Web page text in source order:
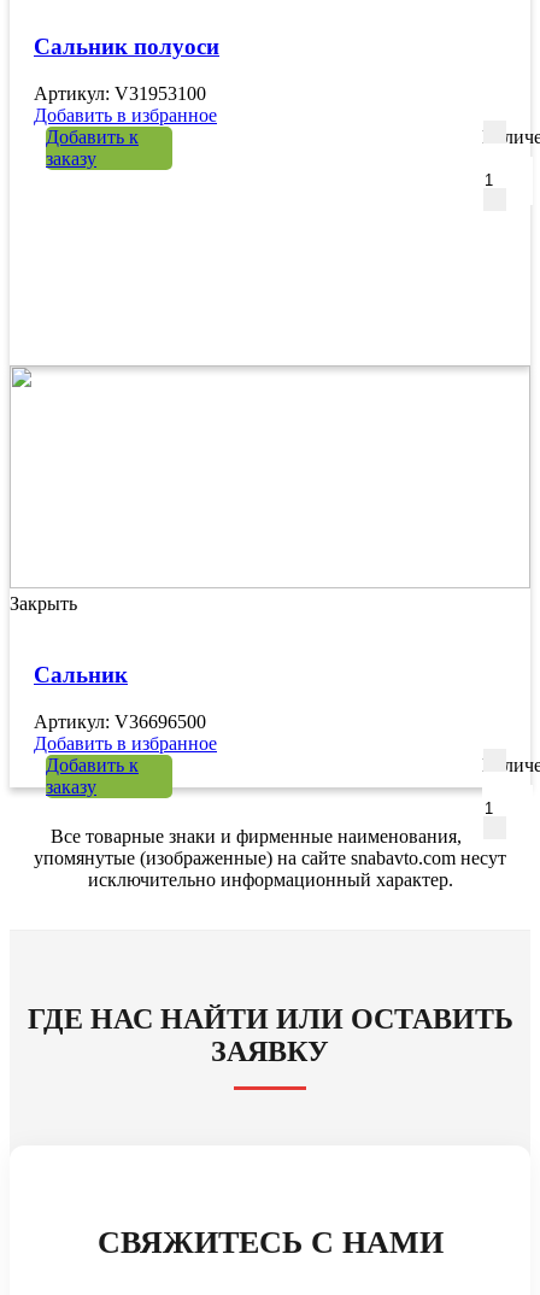
Сальник полуоси
Артикул: V31953100
Добавить в избранное
Добавить к
заказу
Закрыть
Сальник
Артикул: V36696500
Добавить в избранное
Добавить к
заказу
Все товарные знаки и фирменные наименования,
упомянутые (изображенные) на сайте snabavto.com несут
исключительно информационный характер.
ГДЕ НАС НАЙТИ ИЛИ ОСТАВИТЬ
ЗАЯВКУ
СВЯЖИТЕСЬ С НАМИ